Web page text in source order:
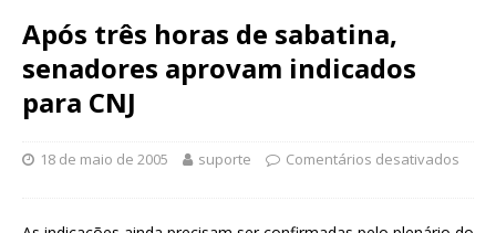
Após três horas de sabatina,
senadores aprovam indicados
para CNJ
18 de maio de 2005 suporte Comentários desativados